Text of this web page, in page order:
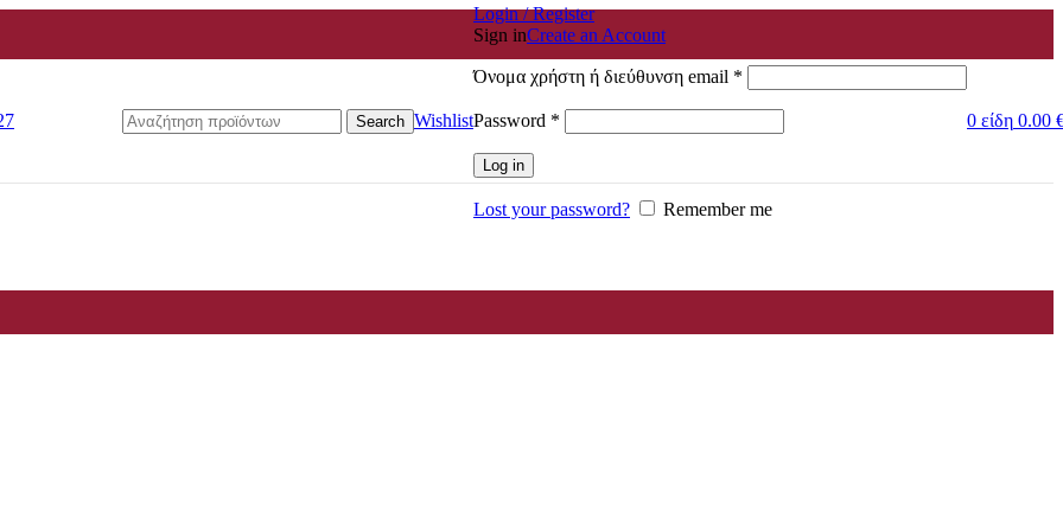
Search Wishlist
Login / Register
Sign inCreate an Account
Όνομα χρήστη ή διεύθυνση email *
Password *
Log in
Lost your password? Remember me
0 είδη 0.00